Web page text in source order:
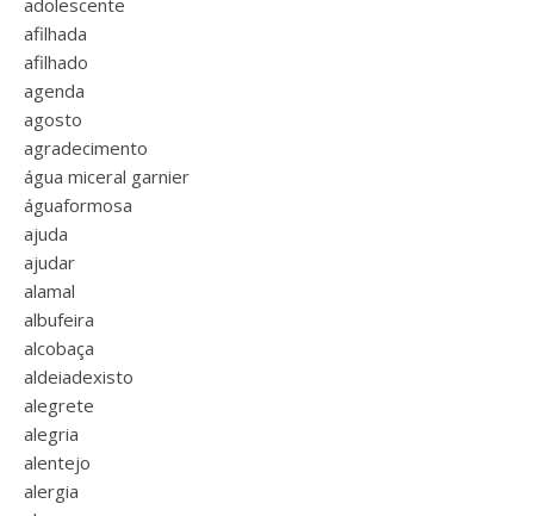
adolescente
afilhada
afilhado
agenda
agosto
agradecimento
água miceral garnier
águaformosa
ajuda
ajudar
alamal
albufeira
alcobaça
aldeiadexisto
alegrete
alegria
alentejo
alergia